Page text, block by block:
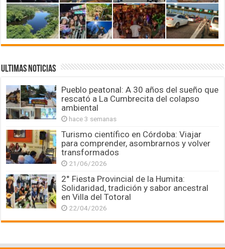
ULTIMAS NOTICIAS
Pueblo peatonal: A 30 años del sueño que
rescató a La Cumbrecita del colapso
ambiental
hace 3 semanas
Turismo científico en Córdoba: Viajar
para comprender, asombrarnos y volver
transformados
21/06/2026
2° Fiesta Provincial de la Humita:
Solidaridad, tradición y sabor ancestral
en Villa del Totoral
22/04/2026